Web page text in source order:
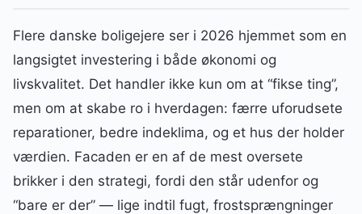
Flere danske boligejere ser i 2026 hjemmet som en
langsigtet investering i både økonomi og
livskvalitet. Det handler ikke kun om at “fikse ting”,
men om at skabe ro i hverdagen: færre uforudsete
reparationer, bedre indeklima, og et hus der holder
værdien. Facaden er en af de mest oversete
brikker i den strategi, fordi den står udenfor og
“bare er der” — lige indtil fugt, frostsprængninger